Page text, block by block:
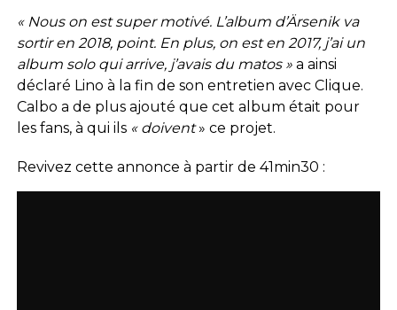
« Nous on est super motivé. L’album d’Ärsenik va
sortir en 2018, point. En plus, on est en 2017, j’ai un
album solo qui arrive, j’avais du matos » a ainsi
déclaré Lino à la fin de son entretien avec Clique.
Calbo a de plus ajouté que cet album était pour
les fans, à qui ils « doivent» ce projet.
Revivez cette annonce à partir de 41min30 :